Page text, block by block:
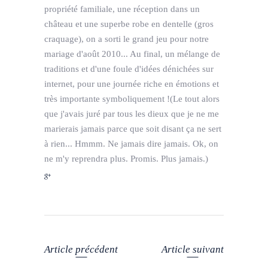
propriété familiale, une réception dans un
château et une superbe robe en dentelle (gros
craquage), on a sorti le grand jeu pour notre
mariage d'août 2010... Au final, un mélange de
traditions et d'une foule d'idées dénichées sur
internet, pour une journée riche en émotions et
très importante symboliquement !(Le tout alors
que j'avais juré par tous les dieux que je ne me
marierais jamais parce que soit disant ça ne sert
à rien... Hmmm. Ne jamais dire jamais. Ok, on
ne m'y reprendra plus. Promis. Plus jamais.)
Article précédent Article suivant